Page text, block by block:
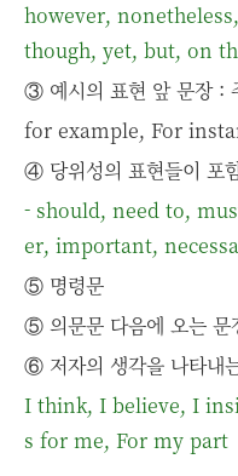
however,
though, yet, but, on
③ 예시의 표현 앞 문장 :
for example, For
④ 당위성의 표현들이 포
- should, need to,
er, important,
⑤ 명령문
⑤ 의문문 다음에 오는 문
⑥ 저자의 생각을 나타내
I think, I believe, I
s for me, For my part